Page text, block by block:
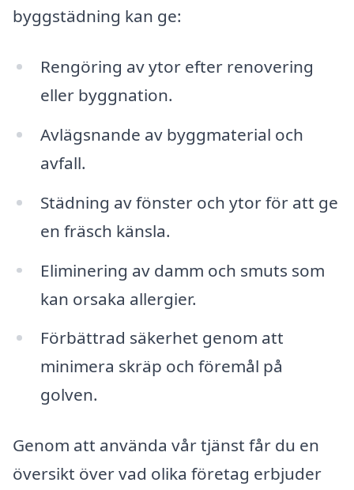
byggstädning kan ge:
Rengöring av ytor efter renovering
eller byggnation.
Avlägsnande av byggmaterial och
avfall.
Städning av fönster och ytor för att ge
en fräsch känsla.
Eliminering av damm och smuts som
kan orsaka allergier.
Förbättrad säkerhet genom att
minimera skräp och föremål på
golven.
Genom att använda vår tjänst får du en
översikt över vad olika företag erbjuder